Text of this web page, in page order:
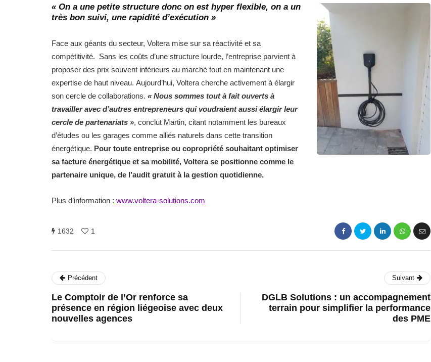
« On a une petite structure donc on est hyper flexible, on a un
très bon suivi, une rapidité d’exécution »
Face aux géants du secteur, Voltera mise sur sa réactivité et sa
compétitivité. Sans les coûts d’une structure lourde, l’entreprise parvient à
proposer des prix souvent inférieurs au marché tout en maintenant une
expertise de haut niveau. Aujourd’hui, Voltera cherche activement à élargir
son cercle de collaborations. « Nous sommes tout à fait ouverts à
travailler avec d’autres entrepreneurs qui voudraient aussi élargir leur
cercle de partenariats », conclut Martin, citant notamment les bureaux
d’études ou les garages comme alliés naturels dans cette transition
énergétique. Pour toute entreprise ou copropriété souhaitant optimiser
sa facture énergétique et sa mobilité, Voltera se positionne comme le
partenaire unique, de l’audit gratuit à la gestion quotidienne.
Plus d’information : www.voltera-solutions.com
1632 1
Précédent
Le Comptoir de l’Or renforce sa
présence en région liégeoise avec deux
nouvelles agences
Suivant
DGLB Solutions : un accompagnement
terrain pour simplifier la performance
des PME